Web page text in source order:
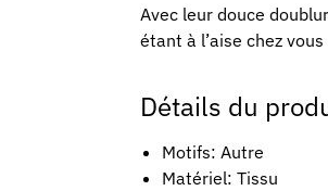
Avec leur douce
étant à l’aise chez
Détails du
Motifs: Autre
Matériel: Tissu